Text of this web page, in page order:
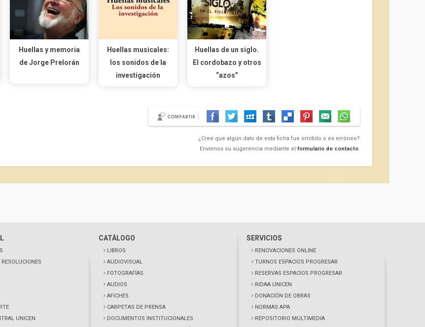
Huellas y memoria
de Jorge Prelorán
Huellas musicales:
los sonidos de la
investigación
Huellas de un siglo.
El cordobazo y otros
“azos”
¿Cree que algún dato de esta ficha fue omitido o es erróneo?
Envíenos su sugerencia mediante el formulario de contacto.
UNICEN
CATÁLOGO
LIBROS
AUDIOVISUAL
FOTOGRAFÍAS
AUDIOS
AFICHES
CARPETAS DE PRENSA
DOCUMENTOS INSTITUCIONALES
SERVICIOS
RENOVACIONES ONLINE
TURNOS ESPACIOS PROGRESAR
RESERVAS ESPACIOS PROGRESAR
RIDAA UNICEN
DONACIÓN DE OBRAS
NORMAS APA
REPOSITORIO MULTIMEDIA